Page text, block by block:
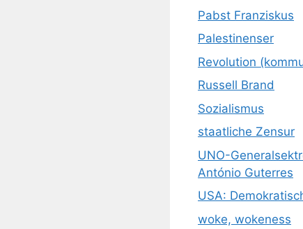
Pabst Franziskus
Palestinenser
Revolution
Russell Brand
Sozialismus
staatliche Zensur
UNO-
António Guterres
USA:
woke, wokeness